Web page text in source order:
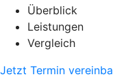
Überblick
Leistungen
Vergleich
Jetzt Termin